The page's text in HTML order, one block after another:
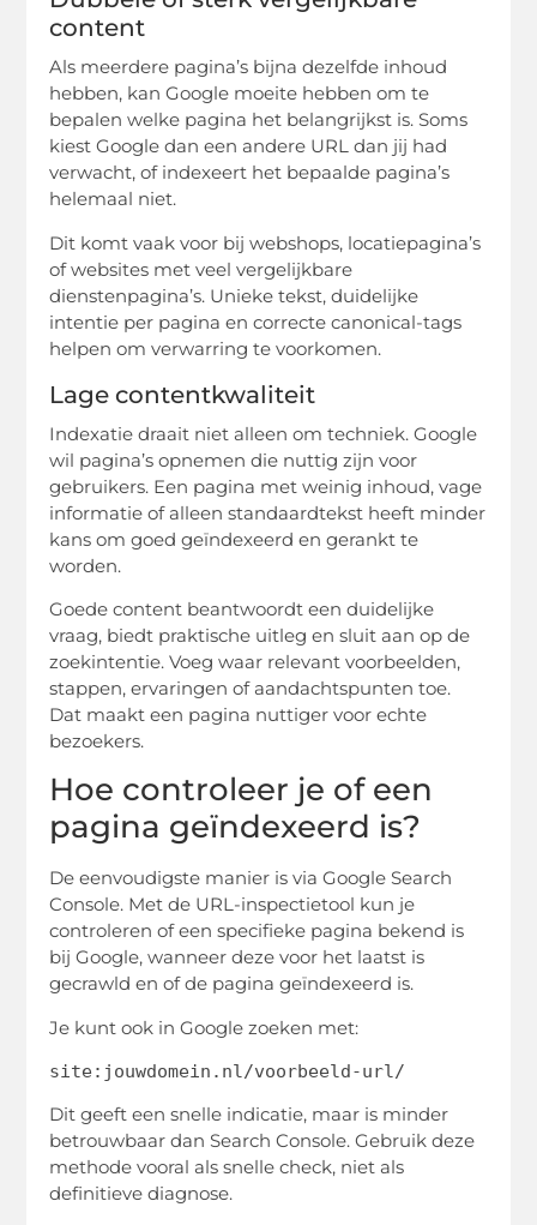
content
Als meerdere pagina’s bijna dezelfde inhoud
hebben, kan Google moeite hebben om te
bepalen welke pagina het belangrijkst is. Soms
kiest Google dan een andere URL dan jij had
verwacht, of indexeert het bepaalde pagina’s
helemaal niet.
Dit komt vaak voor bij webshops, locatiepagina’s
of websites met veel vergelijkbare
dienstenpagina’s. Unieke tekst, duidelijke
intentie per pagina en correcte canonical-tags
helpen om verwarring te voorkomen.
Lage contentkwaliteit
Indexatie draait niet alleen om techniek. Google
wil pagina’s opnemen die nuttig zijn voor
gebruikers. Een pagina met weinig inhoud, vage
informatie of alleen standaardtekst heeft minder
kans om goed geïndexeerd en gerankt te
worden.
Goede content beantwoordt een duidelijke
vraag, biedt praktische uitleg en sluit aan op de
zoekintentie. Voeg waar relevant voorbeelden,
stappen, ervaringen of aandachtspunten toe.
Dat maakt een pagina nuttiger voor echte
bezoekers.
Hoe controleer je of een
pagina geïndexeerd is?
De eenvoudigste manier is via Google Search
Console. Met de URL-inspectietool kun je
controleren of een specifieke pagina bekend is
bij Google, wanneer deze voor het laatst is
gecrawld en of de pagina geïndexeerd is.
Je kunt ook in Google zoeken met:
site:jouwdomein.nl/voorbeeld-url/
Dit geeft een snelle indicatie, maar is minder
betrouwbaar dan Search Console. Gebruik deze
methode vooral als snelle check, niet als
definitieve diagnose.